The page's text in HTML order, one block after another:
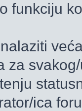
funkciju
za
ica